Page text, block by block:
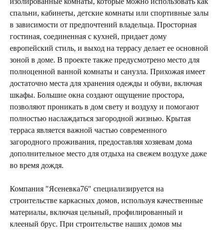
спальни, кабинеты, детские комнаты или спортивные залы
в зависимости от предпочтений владельца. Просторная
гостиная, соединенная с кухней, придает дому
европейский стиль, и выход на террасу делает ее основной
зоной в доме. В проекте также предусмотрено место для
полноценной ванной комнаты и санузла. Прихожая имеет
достаточно места для хранения одежды и обуви, включая
шкафы. Большие окна создают ощущение простора,
позволяют проникать в дом свету и воздуху и помогают
полностью наслаждаться загородной жизнью. Крытая
терраса является важной частью современного
загородного проживания, предоставляя хозяевам дома
дополнительное место для отдыха на свежем воздухе даже
во время дождя.
Компания "Ясеневка76" специализируется на
строительстве каркасных домов, используя качественные
материалы, включая цельный, профилированный и
клееный брус. При строительстве наших домов мы